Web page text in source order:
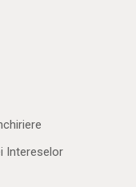
Intereselor